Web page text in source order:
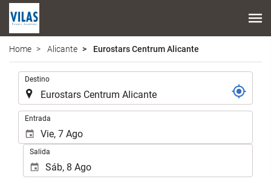
Home Alicante Eurostars Centrum Alicante
Destino
Entrada
Salida